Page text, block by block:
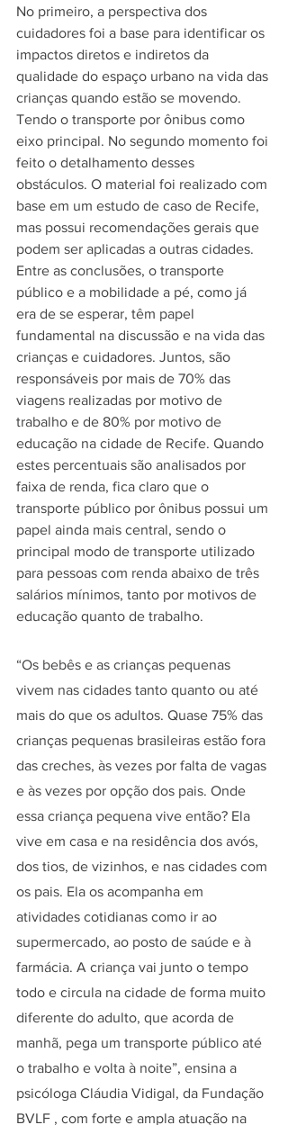
No primeiro, a perspectiva dos
cuidadores foi a base para identificar os
impactos diretos e indiretos da
qualidade do espaço urbano na vida das
crianças quando estão se movendo.
Tendo o transporte por ônibus como
eixo principal. No segundo momento foi
feito o detalhamento desses
obstáculos. O material foi realizado com
base em um estudo de caso de Recife,
mas possui recomendações gerais que
podem ser aplicadas a outras cidades.
Entre as conclusões, o transporte
público e a mobilidade a pé, como já
era de se esperar, têm papel
fundamental na discussão e na vida das
crianças e cuidadores. Juntos, são
responsáveis por mais de 70% das
viagens realizadas por motivo de
trabalho e de 80% por motivo de
educação na cidade de Recife. Quando
estes percentuais são analisados por
faixa de renda, fica claro que o
transporte público por ônibus possui um
papel ainda mais central, sendo o
principal modo de transporte utilizado
para pessoas com renda abaixo de três
salários mínimos, tanto por motivos de
educação quanto de trabalho.
“Os bebês e as crianças pequenas
vivem nas cidades tanto quanto ou até
mais do que os adultos. Quase 75% das
crianças pequenas brasileiras estão fora
das creches, às vezes por falta de vagas
e às vezes por opção dos pais. Onde
essa criança pequena vive então? Ela
vive em casa e na residência dos avós,
dos tios, de vizinhos, e nas cidades com
os pais. Ela os acompanha em
atividades cotidianas como ir ao
supermercado, ao posto de saúde e à
farmácia. A criança vai junto o tempo
todo e circula na cidade de forma muito
diferente do adulto, que acorda de
manhã, pega um transporte público até
o trabalho e volta à noite”, ensina a
psicóloga Cláudia Vidigal, da Fundação
BVLF , com forte e ampla atuação na